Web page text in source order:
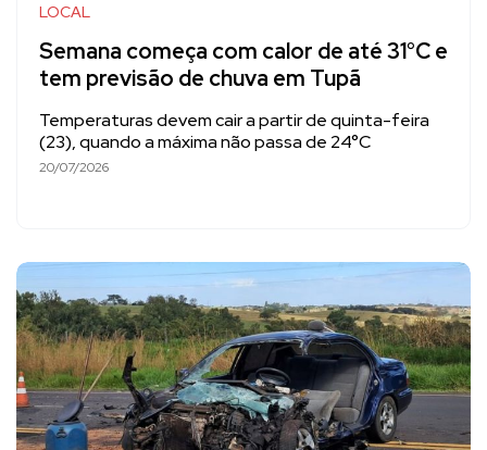
LOCAL
Semana começa com calor de até 31°C e
tem previsão de chuva em Tupã
Temperaturas devem cair a partir de quinta-feira
(23), quando a máxima não passa de 24°C
20/07/2026